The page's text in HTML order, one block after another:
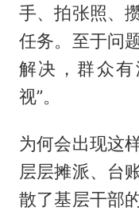
手、拍张照、
任务。至于问
解决，群众
视”。
为何会出现这
层层摊派、台
散了基层干部